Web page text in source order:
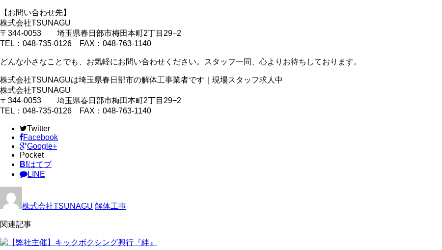
【お問い合わせ先】
株式会社TSUNAGU
〒344-0053 埼玉県春日部市梅田本町2丁目29−2
TEL：048-735-0126 FAX：048-763-1140
どんな小さなことでも、お気軽にお問い合わせください。スタッフ一同、心よりお待ちしております。
株式会社TSUNAGUは埼玉県春日部市の解体工事業者です｜現場スタッフ求人中
株式会社TSUNAGU
〒344-0053 埼玉県春日部市梅田本町2丁目29−2
TEL：048-735-0126 FAX：048-763-1140
Twitter
Facebook
Google+
Pocket
B!はてブ
LINE
株式会社TSUNAGU 解体工事
関連記事